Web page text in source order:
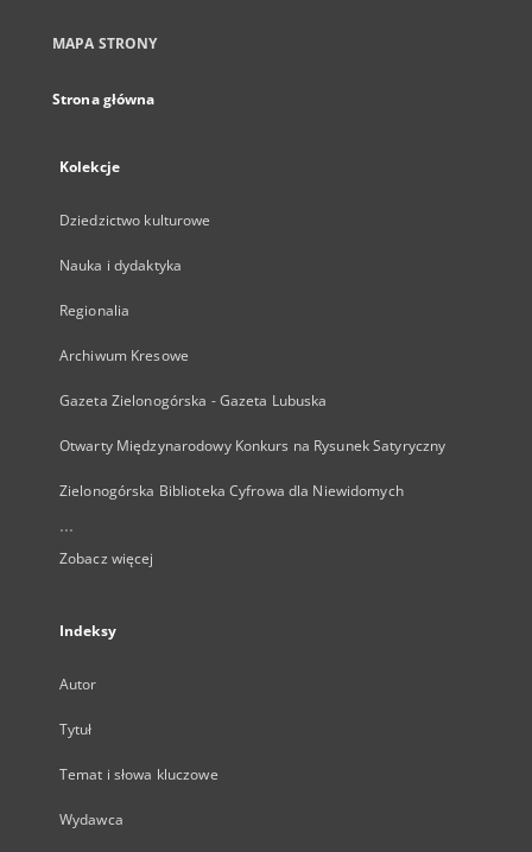
MAPA STRONY
Strona główna
Kolekcje
Dziedzictwo kulturowe
Nauka i dydaktyka
Regionalia
Archiwum Kresowe
Gazeta Zielonogórska - Gazeta Lubuska
Otwarty Międzynarodowy Konkurs na Rysunek Satyryczny
Zielonogórska Biblioteka Cyfrowa dla Niewidomych
...
Zobacz więcej
Indeksy
Autor
Tytuł
Temat i słowa kluczowe
Wydawca